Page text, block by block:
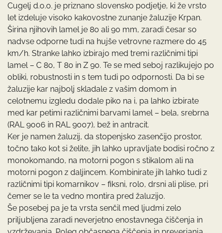
Cugelj d.o.o. je priznano slovensko podjetje, ki že vrsto
let izdeluje visoko kakovostne zunanje žaluzije Krpan.
Širina njihovih lamel je 80 ali 90 mm, zaradi česar so
nadvse odporne tudi na hujše vetrovne razmere do 45
km/h. Stranke lahko izbirajo med tremi različnimi tipi
lamel – C 80, T 80 in Z 90. Te se med seboj razlikujejo po
obliki, robustnosti in s tem tudi po odpornosti. Da bi se
žaluzije kar najbolj skladale z vašim domom in
celotnemu izgledu dodale piko na i, pa lahko izbirate
med kar petimi različnimi barvami lamel – bela, srebrna
(RAL 9006 in RAL 9007), bež in antracit.
Ker je namen žaluzij, da stopenjsko zasenčijo prostor,
točno tako kot si želite, jih lahko upravljate bodisi ročno z
monokomando, na motorni pogon s stikalom ali na
motorni pogon z daljincem. Kombinirate jih lahko tudi z
različnimi tipi komarnikov – fiksni, rolo, drsni ali plise, pri
čemer se le ta vedno montira pred žaluzijo.
Še posebej pa je ta vrsta senčil med ljudmi zelo
priljubljena zaradi neverjetno enostavnega čiščenja in